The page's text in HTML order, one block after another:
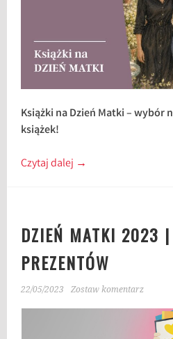
Książki na Dzień Matki – wybór
książek!
Czytaj dalej →
DZIEŃ MATKI 2023 |
PREZENTÓW
22/05/2023 Zostaw komentarz